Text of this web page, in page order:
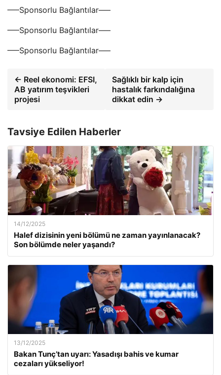
—–Sponsorlu Bağlantılar—–
—–Sponsorlu Bağlantılar—–
—–Sponsorlu Bağlantılar—–
← Reel ekonomi: EFSI,
AB yatırım teşvikleri
projesi
Sağlıklı bir kalp için
hastalık farkındalığına
dikkat edin →
Tavsiye Edilen Haberler
14/12/2025
Halef dizisinin yeni bölümü ne zaman yayınlanacak?
Son bölümde neler yaşandı?
13/12/2025
Bakan Tunç’tan uyarı: Yasadışı bahis ve kumar
cezaları yükseliyor!